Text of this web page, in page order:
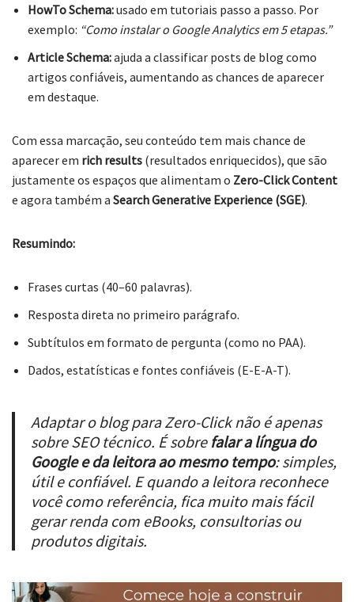
HowTo Schema:usado em tutoriais passo a passo. Por
exemplo: “Como instalar o Google Analytics em 5 etapas.”
Article Schema:ajuda a classificar posts de blog como
artigos confiáveis, aumentando as chances de aparecer
em destaque.
Com essa marcação, seu conteúdo tem mais chance de
aparecer em rich results (resultados enriquecidos), que são
justamente os espaços que alimentam o Zero-Click Content
e agora também a Search Generative Experience (SGE).
Resumindo:
Frases curtas (40–60 palavras).
Resposta direta no primeiro parágrafo.
Subtítulos em formato de pergunta (como no PAA).
Dados, estatísticas e fontes confiáveis (E-E-A-T).
Adaptar o blog para Zero-Click não é apenas
sobre SEO técnico. É sobre falar a língua do
Google e da leitora ao mesmo tempo: simples,
útil e confiável. E quando a leitora reconhece
você como referência, fica muito mais fácil
gerar renda com eBooks, consultorias ou
produtos digitais.